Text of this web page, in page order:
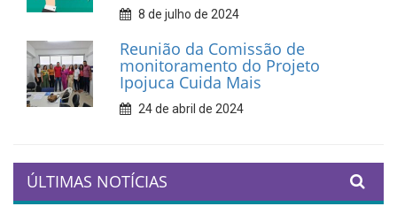
8 de julho de 2024
Reunião da Comissão de
monitoramento do Projeto
Ipojuca Cuida Mais
24 de abril de 2024
ÚLTIMAS NOTÍCIAS